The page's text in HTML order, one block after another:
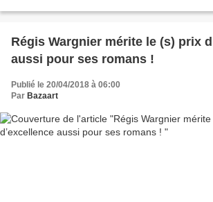
Régis Wargnier mérite le (s) prix
aussi pour ses romans !
Publié le 20/04/2018 à 06:00
Par Bazaart